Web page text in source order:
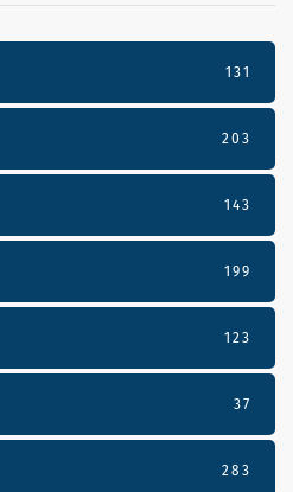
131
203
143
199
123
37
283